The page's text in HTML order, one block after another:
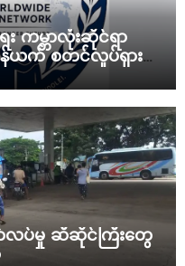
ကမ္ဘာလုံးဆိုင်ရာ
ယက် စတင်လှုပ်ရှား
လပ်မှု ဆီဆိုင်ကြီးတွေ